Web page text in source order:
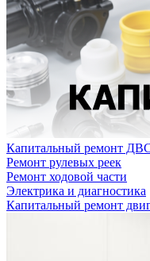
Капитальный ремонт
Ремонт рулевых реек
Ремонт ходовой части
Электрика и диагностика
Капитальный ремонт